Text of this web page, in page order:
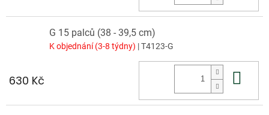
G 15 palců (38 - 39,5 cm)
K objednání (3-8 týdny) | T4123-G
630 Kč